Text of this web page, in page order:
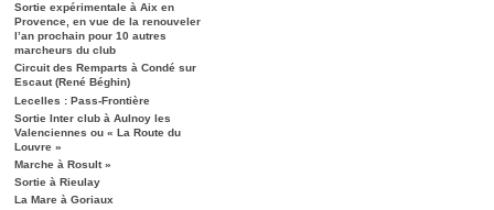
Sortie expérimentale à Aix en
Provence, en vue de la renouveler
l’an prochain pour 10 autres
marcheurs du club
Circuit des Remparts à Condé sur
Escaut (René Béghin)
Lecelles : Pass-Frontière
Sortie Inter club à Aulnoy les
Valenciennes ou « La Route du
Louvre »
Marche à Rosult »
Sortie à Rieulay
La Mare à Goriaux